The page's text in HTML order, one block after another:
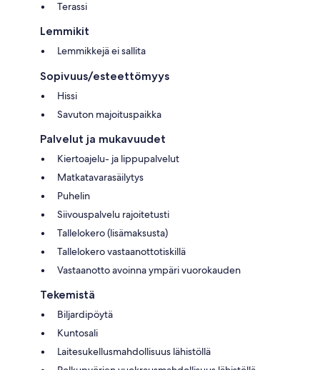
Terassi
Lemmikit
Lemmikkejä ei sallita
Sopivuus/esteettömyys
Hissi
Savuton majoituspaikka
Palvelut ja mukavuudet
Kiertoajelu- ja lippupalvelut
Matkatavarasäilytys
Puhelin
Siivouspalvelu rajoitetusti
Tallelokero (lisämaksusta)
Tallelokero vastaanottotiskillä
Vastaanotto avoinna ympäri vuorokauden
Tekemistä
Biljardipöytä
Kuntosali
Laitesukellusmahdollisuus lähistöllä